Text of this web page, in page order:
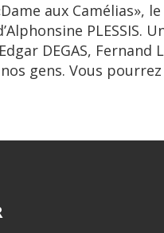
aux Camélias»,
PLESSIS.
DEGAS, Fernand
gens. Vous